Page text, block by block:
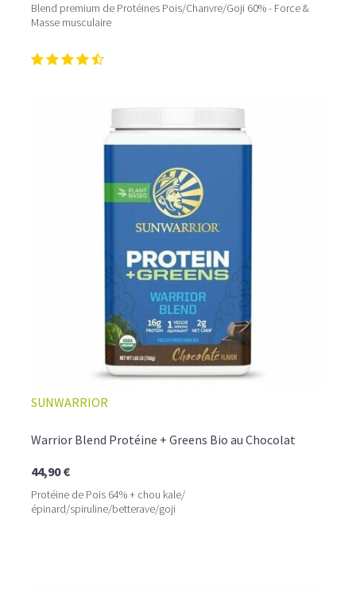
Blend premium de Protéines Pois/Chanvre/Goji 60% - Force &
Masse musculaire
SUNWARRIOR
Warrior Blend Protéine + Greens Bio au Chocolat
44,90 €
Protéine de Pois 64% + chou kale/
épinard/spiruline/betterave/goji